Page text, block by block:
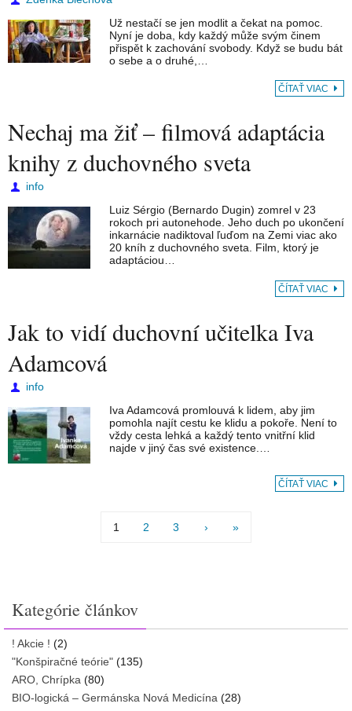
Už nestačí se jen modlit a čekat na pomoc.
Nyní je doba, kdy každý může svým činem
přispět k zachování svobody. Když se budu bát
o sebe a o druhé,…
ČÍTAŤ VIAC
Nechaj ma žiť – filmová adaptácia
knihy z duchovného sveta
info
Luiz Sérgio (Bernardo Dugin) zomrel v 23
rokoch pri autonehode. Jeho duch po ukončení
inkarnácie nadiktoval ľuďom na Zemi viac ako
20 kníh z duchovného sveta. Film, ktorý je
adaptáciou…
ČÍTAŤ VIAC
Jak to vidí duchovní učitelka Iva
Adamcová
info
Iva Adamcová promlouvá k lidem, aby jim
pomohla najít cestu ke klidu a pokoře. Není to
vždy cesta lehká a každý tento vnitřní klid
najde v jiný čas své existence.…
ČÍTAŤ VIAC
1 2 3 › »
Kategórie článkov
! Akcie ! (2)
"Konšpiračné teórie" (135)
ARO, Chrípka (80)
BIO-logická – Germánska Nová Medicína (28)